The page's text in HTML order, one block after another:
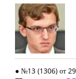
● №13 (1306) от